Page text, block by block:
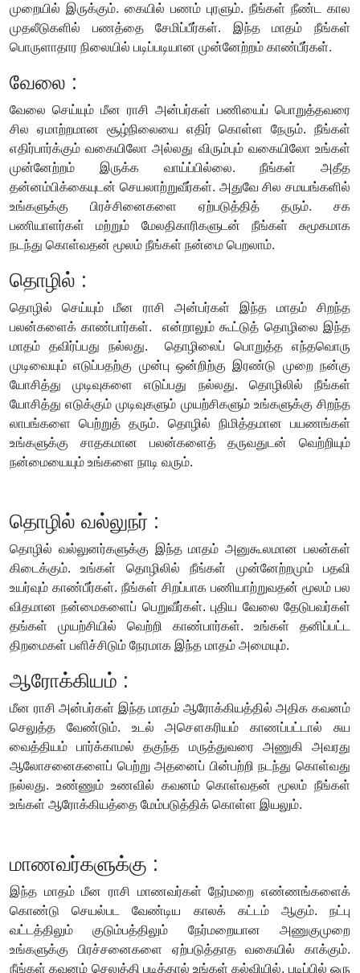
முறையில் இருக்கும். கையில் பணம் புரளும். நீங்கள் நீண்ட கால
முதலீடுகளில் பணத்தை சேமிப்பீர்கள். இந்த மாதம் நீங்கள்
பொருளாதார நிலையில் படிப்படியான முன்னேற்றம் காண்பீர்கள்.
வேலை :
வேலை செய்யும் மீன ராசி அன்பர்கள் பணியைப் பொறுத்தவரை
சில ஏமாற்றமான சூழ்நிலையை எதிர் கொள்ள நேரும். நீங்கள்
எதிர்பார்க்கும் வகையிலோ அல்லது விரும்பும் வகையிலோ உங்கள்
முன்னேற்றம் இருக்க வாய்ப்பில்லை. நீங்கள் அதீத
தன்னம்பிக்கையுடன் செயலாற்றுவீர்கள். அதுவே சில சமயங்களில்
உங்களுக்கு பிரச்சினைகளை ஏற்படுத்தித் தரும். சக
பணியாளர்கள் மற்றும் மேலதிகாரிகளுடன் நீங்கள் சுமூகமாக
நடந்து கொள்வதன் மூலம் நீங்கள் நன்மை பெறலாம்.
தொழில் :
தொழில் செய்யும் மீன ராசி அன்பர்கள் இந்த மாதம் சிறந்த
பலன்களைக் காண்பார்கள். என்றாலும் கூட்டுத் தொழிலை இந்த
மாதம் தவிர்ப்பது நல்லது. தொழிலைப் பொறுத்த எந்தவொரு
முடிவையும் எடுப்பதற்கு முன்பு ஒன்றிற்கு இரண்டு முறை நன்கு
யோசித்து முடிவுகளை எடுப்பது நல்லது. தொழிலில் நீங்கள்
யோசித்து எடுக்கும் முடிவுகளும் முயற்சிகளும் உங்களுக்கு சிறந்த
லாபங்களை பெற்றுத் தரும். தொழில் நிமித்தமான பயணங்கள்
உங்களுக்கு சாதகமான பலன்களைத் தருவதுடன் வெற்றியும்
நன்மையையும் உங்களை நாடி வரும்.
தொழில் வல்லுநர் :
தொழில் வல்லுனர்களுக்கு இந்த மாதம் அனுகூலமான பலன்கள்
கிடைக்கும். உங்கள் தொழிலில் நீங்கள் முன்னேற்றமும் பதவி
உயர்வும் காண்பீர்கள். நீங்கள் சிறப்பாக பணியாற்றுவதன் மூலம் பல
விதமான நன்மைகளைப் பெறுவீர்கள். புதிய வேலை தேடுபவர்கள்
தங்கள் முயற்சியில் வெற்றி காண்பார்கள். உங்கள் தனிப்பட்ட
திறமைகள் பளிச்சிடும் நேரமாக இந்த மாதம் அமையும்.
ஆரோக்கியம் :
மீன ராசி அன்பர்கள் இந்த மாதம் ஆரோக்கியத்தில் அதிக கவனம்
செலுத்த வேண்டும். உடல் அசௌகரியம் காணப்பட்டால் சுய
வைத்தியம் பார்க்காமல் தகுந்த மருத்துவரை அணுகி அவரது
ஆலோசனைகளைப் பெற்று அதனைப் பின்பற்றி நடந்து கொள்வது
நல்லது. உண்ணும் உணவில் கவனம் கொள்வதன் மூலம் நீங்கள்
உங்கள் ஆரோக்கியத்தை மேம்படுத்திக் கொள்ள இயலும்.
மாணவர்களுக்கு :
இந்த மாதம் மீன ராசி மாணவர்கள் நேர்மறை எண்ணங்களைக்
கொண்டு செயல்பட வேண்டிய காலக் கட்டம் ஆகும். நட்பு
வட்டத்திலும் குடும்பத்திலும் நேர்மறையான அணுகுமுறை
உங்களுக்கு பிரச்சனைகளை ஏற்படுத்தாத வகையில் காக்கும்.
நீங்கள் கவனம் செலுத்தி படித்தால் உங்கள் கல்வியில், படிப்பில் ஒரு